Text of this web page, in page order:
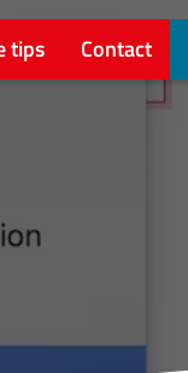
tips Contact